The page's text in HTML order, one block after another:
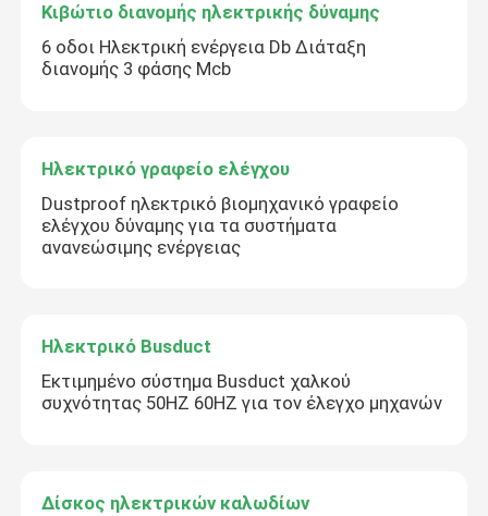
Κιβώτιο διανομής ηλεκτρικής δύναμης
6 οδοι Ηλεκτρική ενέργεια Db Διάταξη
διανομής 3 φάσης Mcb
Ηλεκτρικό γραφείο ελέγχου
Dustproof ηλεκτρικό βιομηχανικό γραφείο
ελέγχου δύναμης για τα συστήματα
ανανεώσιμης ενέργειας
Ηλεκτρικό Busduct
Εκτιμημένο σύστημα Busduct χαλκού
συχνότητας 50HZ 60HZ για τον έλεγχο μηχανών
Δίσκος ηλεκτρικών καλωδίων